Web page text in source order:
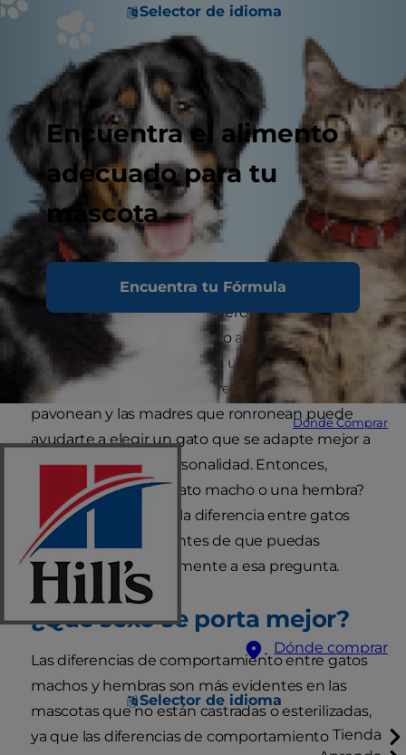
Selector de idioma
Encuentra el alimento
adecuado para tu
mascota
Encuentra tu Fórmula
Dónde Comprar
Dónde comprar
Selector de idioma
Tienda
Conoces las diferencias biológicas entre los
gatos machos y hembras, pero te preguntarás si
un sexo es mejor que el otro a la hora de elegir
un nuevo amigo felino para unirse a tu familia.
Explorar los contrastes entre los gatos que se
pavonean y las madres que ronronean puede
ayudarte a elegir un gato que se adapte mejor a
tu estilo de vida y personalidad. Entonces,
¿deberías elegir un gato macho o una hembra?
Exploremos primero la diferencia entre gatos
machos y hembras antes de que puedas
responder adecuadamente a esa pregunta.
¿Qué sexo se porta mejor?
Las diferencias de comportamiento entre gatos
machos y hembras son más evidentes en las
mascotas que no están castradas o esterilizadas,
ya que las diferencias de comportamiento